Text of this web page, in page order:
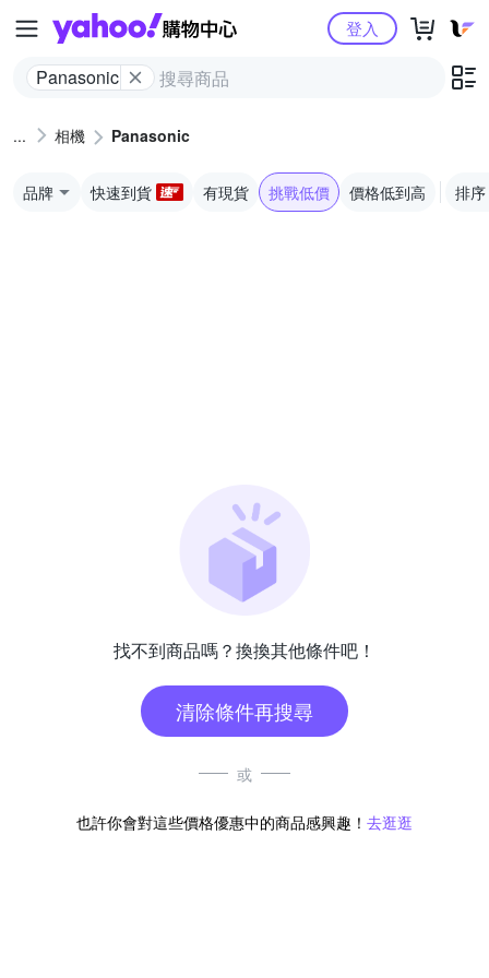
Yahoo購物中心
Panasonic
登入
相機 Panasonic
品牌 快速到貨 有現貨 挑戰低價 價格低到高 排序
找不到商品嗎？換換其他條件吧！
清除條件再搜尋
或
也許你會對這些價格優惠中的商品感興趣！ 去逛逛